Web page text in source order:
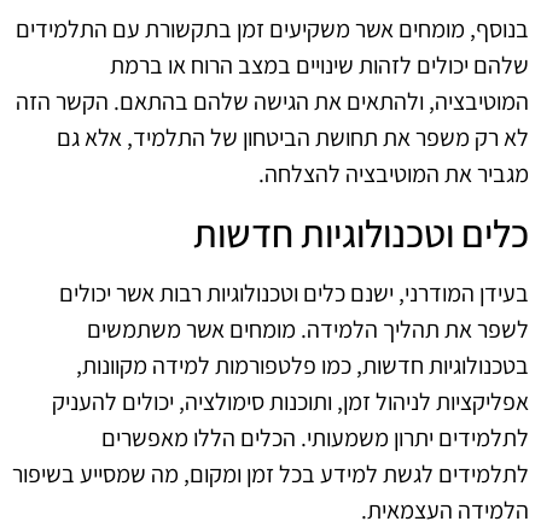
בנוסף, מומחים אשר משקיעים זמן בתקשורת עם התלמידים
שלהם יכולים לזהות שינויים במצב הרוח או ברמת
המוטיבציה, ולהתאים את הגישה שלהם בהתאם. הקשר הזה
לא רק משפר את תחושת הביטחון של התלמיד, אלא גם
מגביר את המוטיבציה להצלחה.
כלים וטכנולוגיות חדשות
בעידן המודרני, ישנם כלים וטכנולוגיות רבות אשר יכולים
לשפר את תהליך הלמידה. מומחים אשר משתמשים
בטכנולוגיות חדשות, כמו פלטפורמות למידה מקוונות,
אפליקציות לניהול זמן, ותוכנות סימולציה, יכולים להעניק
לתלמידים יתרון משמעותי. הכלים הללו מאפשרים
לתלמידים לגשת למידע בכל זמן ומקום, מה שמסייע בשיפור
הלמידה העצמאית.